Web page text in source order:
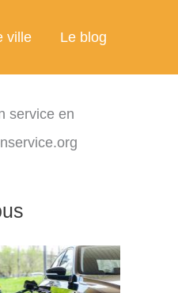
ville Le blog
service en